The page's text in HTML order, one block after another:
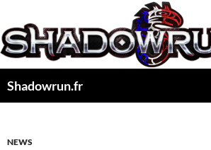
au
contenu
Shadowrun.fr
NEWS